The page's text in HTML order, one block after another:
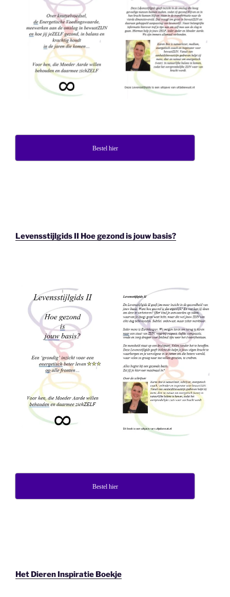
Bestel hier
Levensstijlgids II Hoe gezond is jouw basis?
Bestel hier
Het Dieren Inspiratie Boekje